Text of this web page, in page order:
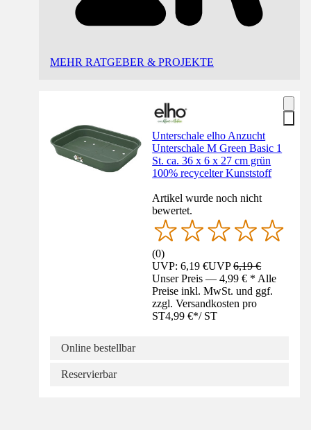
MEHR RATGEBER & PROJEKTE
Unterschale elho Anzucht
Unterschale M Green Basic 1
St. ca. 36 x 6 x 27 cm grün
100% recycelter Kunststoff
Artikel wurde noch nicht
bewertet.
(0)
UVP: 6,19 €UVP6,19 €
Unser Preis — 4,99 € * Alle
Preise inkl. MwSt. und ggf.
zzgl. Versandkosten pro
ST4,99 €*/ ST
Online bestellbar
Reservierbar